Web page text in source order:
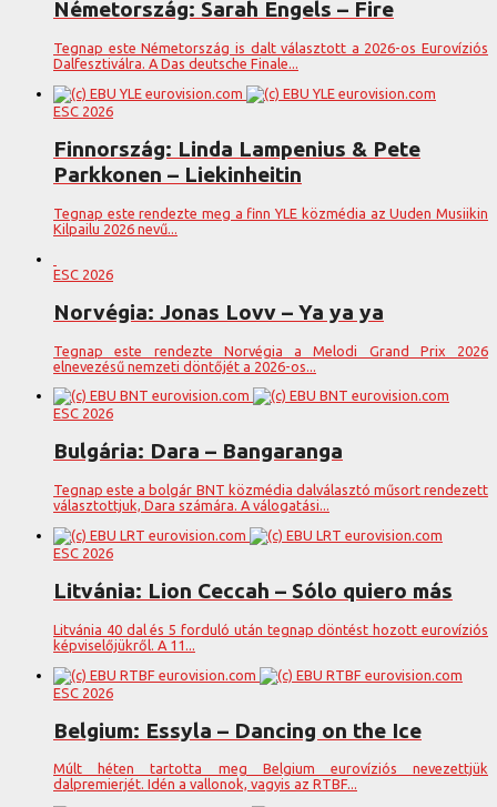
Németország: Sarah Engels – Fire
Tegnap este Németország is dalt választott a 2026-os Eurovíziós
Dalfesztiválra. A Das deutsche Finale...
ESC 2026
Finnország: Linda Lampenius & Pete
Parkkonen – Liekinheitin
Tegnap este rendezte meg a finn YLE közmédia az Uuden Musiikin
Kilpailu 2026 nevű...
ESC 2026
Norvégia: Jonas Lovv – Ya ya ya
Tegnap este rendezte Norvégia a Melodi Grand Prix 2026
elnevezésű nemzeti döntőjét a 2026-os...
ESC 2026
Bulgária: Dara – Bangaranga
Tegnap este a bolgár BNT közmédia dalválasztó műsort rendezett
választottjuk, Dara számára. A válogatási...
ESC 2026
Litvánia: Lion Ceccah – Sólo quiero más
Litvánia 40 dal és 5 forduló után tegnap döntést hozott eurovíziós
képviselőjükről. A 11...
ESC 2026
Belgium: Essyla – Dancing on the Ice
Múlt héten tartotta meg Belgium eurovíziós nevezettjük
dalpremierjét. Idén a vallonok, vagyis az RTBF...